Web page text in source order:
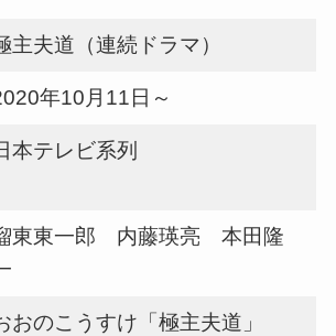
主夫道（連続ドラマ）
年10月11日～
本テレビ系列
東東一郎 内藤瑛亮 本田隆
おのこうすけ「極主夫道」